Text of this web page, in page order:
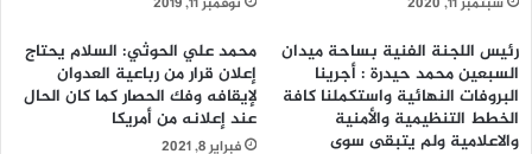
رئيس اللجنة الفنية بساحة ميدان
السبعين محمد حيدرة : أجرينا
البروفات النهائية واستكملنا كافة
الخطط التنظيمية والأمنية
والاعلامية ولم يتبقى سوى
محمد علي الحوثي: السلام يحتاج
إعلان قرار من رباعية العدوان
لإيقافه وفك الحصار كما كان الحال
عند إعلانه من أمريكا
فبراير 8, 2021